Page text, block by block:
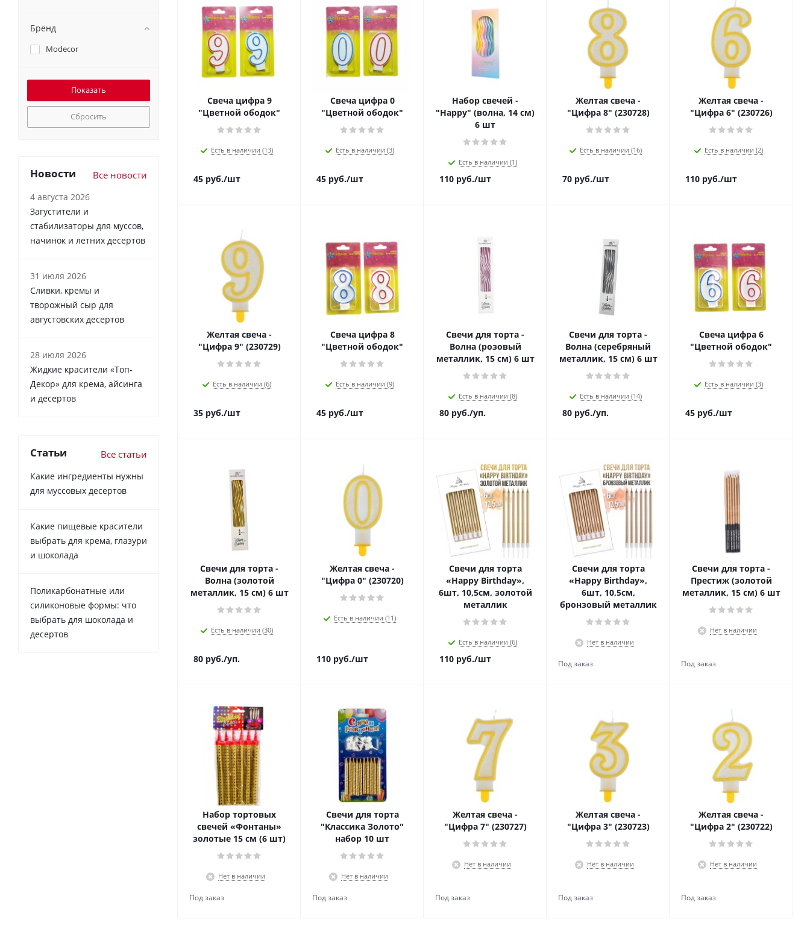
Свеча цифра 9
"Цветной ободок"
Есть в наличии (13)
45 руб./шт
Свеча цифра 0
"Цветной ободок"
Есть в наличии (3)
45 руб./шт
Набор свечей -
"Happy" (волна, 14 см)
6 шт
Есть в наличии (1)
110 руб./шт
Желтая свеча -
"Цифра 8" (230728)
Есть в наличии (16)
70 руб./шт
Желтая свеча -
"Цифра 6" (230726)
Есть в наличии (2)
110 руб./шт
Желтая свеча -
"Цифра 9" (230729)
Есть в наличии (6)
35 руб./шт
Свеча цифра 8
"Цветной ободок"
Есть в наличии (9)
45 руб./шт
Свечи для торта -
Волна (розовый
металлик, 15 см) 6 шт
Есть в наличии (8)
80 руб./уп.
Свечи для торта -
Волна (серебряный
металлик, 15 см) 6 шт
Есть в наличии (14)
80 руб./уп.
Свеча цифра 6
"Цветной ободок"
Есть в наличии (3)
45 руб./шт
Свечи для торта -
Волна (золотой
металлик, 15 см) 6 шт
Есть в наличии (30)
80 руб./уп.
Желтая свеча -
"Цифра 0" (230720)
Есть в наличии (11)
110 руб./шт
Свечи для торта
«Happy Birthday»,
6шт, 10,5см, золотой
металлик
Есть в наличии (6)
110 руб./шт
Свечи для торта
«Happy Birthday»,
6шт, 10,5см,
бронзовый металлик
Нет в наличии
Свечи для торта -
Престиж (золотой
металлик, 15 см) 6 шт
Нет в наличии
Набор тортовых
свечей «Фонтаны»
золотые 15 см (6 шт)
Нет в наличии
Свечи для торта
"Классика Золото"
набор 10 шт
Нет в наличии
Желтая свеча -
"Цифра 7" (230727)
Нет в наличии
Желтая свеча -
"Цифра 3" (230723)
Нет в наличии
Желтая свеча -
"Цифра 2" (230722)
Нет в наличии
Бренд
Modecor
Сбросить
Новости Все новости
4 августа 2026
Загустители и
стабилизаторы для муссов,
начинок и летних десертов
31 июля 2026
Сливки, кремы и
творожный сыр для
августовских десертов
28 июля 2026
Жидкие красители «Топ-
Декор» для крема, айсинга
и десертов
Статьи Все статьи
Какие ингредиенты нужны
для муссовых десертов
Какие пищевые красители
выбрать для крема, глазури
и шоколада
Поликарбонатные или
силиконовые формы: что
выбрать для шоколада и
десертов